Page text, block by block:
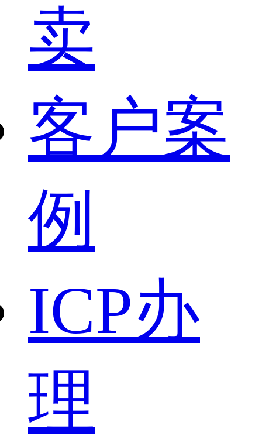
卖
客户案
例
ICP办
理